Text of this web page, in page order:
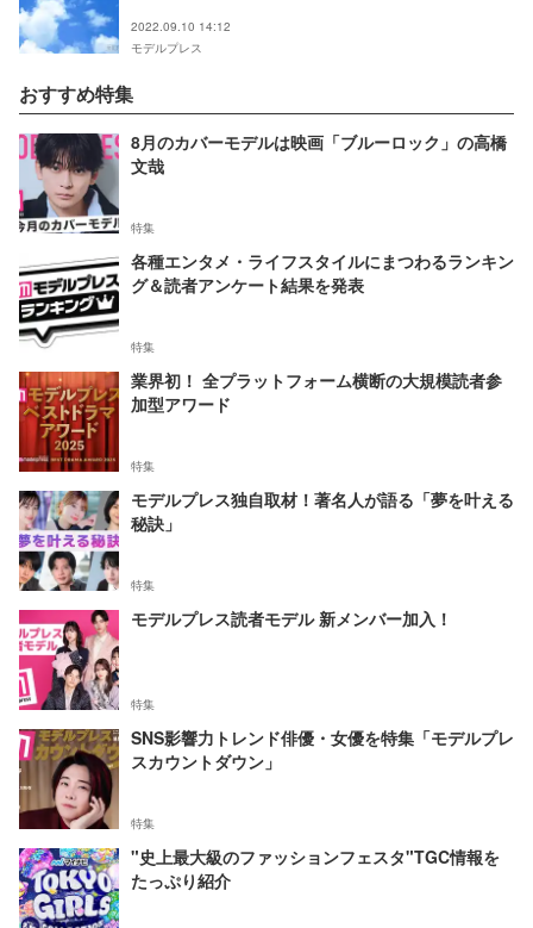
2022.09.10 14:12
モデルプレス
おすすめ特集
8月のカバーモデルは映画「ブルーロック」の高橋
文哉
特集
各種エンタメ・ライフスタイルにまつわるランキン
グ＆読者アンケート結果を発表
特集
業界初！ 全プラットフォーム横断の大規模読者参
加型アワード
特集
モデルプレス独自取材！著名人が語る「夢を叶える
秘訣」
特集
モデルプレス読者モデル 新メンバー加入！
特集
SNS影響力トレンド俳優・女優を特集「モデルプレ
スカウントダウン」
特集
"史上最大級のファッションフェスタ"TGC情報を
たっぷり紹介